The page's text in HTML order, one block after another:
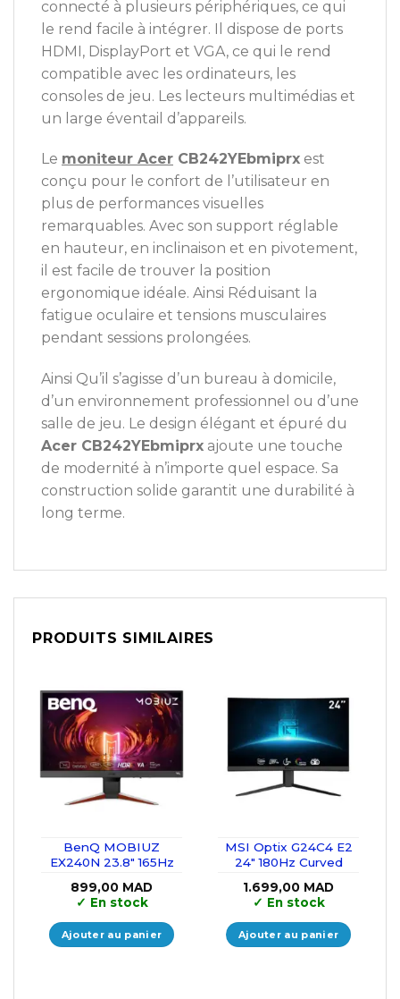
connecté à plusieurs périphériques, ce qui
le rend facile à intégrer. Il dispose de ports
HDMI, DisplayPort et VGA, ce qui le rend
compatible avec les ordinateurs, les
consoles de jeu. Les lecteurs multimédias et
un large éventail d’appareils.
Le moniteur Acer CB242YEbmiprx est
conçu pour le confort de l’utilisateur en
plus de performances visuelles
remarquables. Avec son support réglable
en hauteur, en inclinaison et en pivotement,
il est facile de trouver la position
ergonomique idéale. Ainsi Réduisant la
fatigue oculaire et tensions musculaires
pendant sessions prolongées.
Ainsi Qu’il s’agisse d’un bureau à domicile,
d’un environnement professionnel ou d’une
salle de jeu. Le design élégant et épuré du
Acer CB242YEbmiprx ajoute une touche
de modernité à n’importe quel espace. Sa
construction solide garantit une durabilité à
long terme.
PRODUITS SIMILAIRES
BenQ MOBIUZ
EX240N 23.8″ 165Hz
899,00 MAD
✓ En stock
Ajouter au panier
MSI Optix G24C4 E2
24″ 180Hz Curved
1.699,00 MAD
✓ En stock
Ajouter au panier